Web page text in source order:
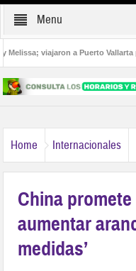
Menu
viajaron a Puerto Vallarta por
Home Internacionales
China promete
aumentar
medidas’